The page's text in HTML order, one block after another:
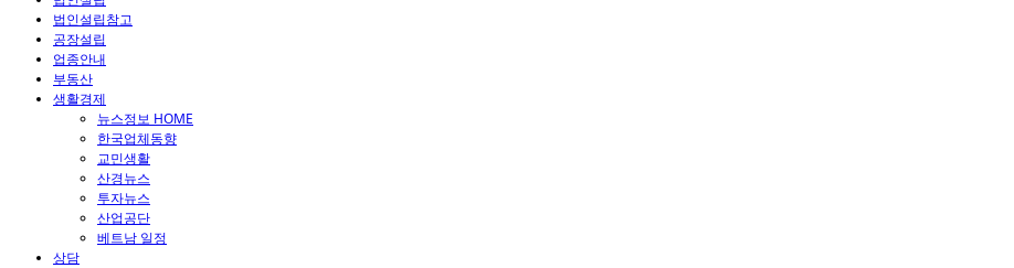
법인설립참고
공장설립
업종안내
부동산
생활경제
뉴스정보 HOME
한국업체동향
교민생활
산경뉴스
투자뉴스
산업공단
베트남 일정
상담